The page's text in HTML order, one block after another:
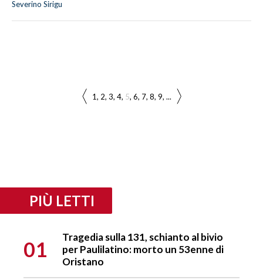
Severino Sirigu
1 2 3 4 5 6 7 8 9 ...
PIÙ LETTI
01
Tragedia sulla 131, schianto al bivio
per Paulilatino: morto un 53enne di
Oristano